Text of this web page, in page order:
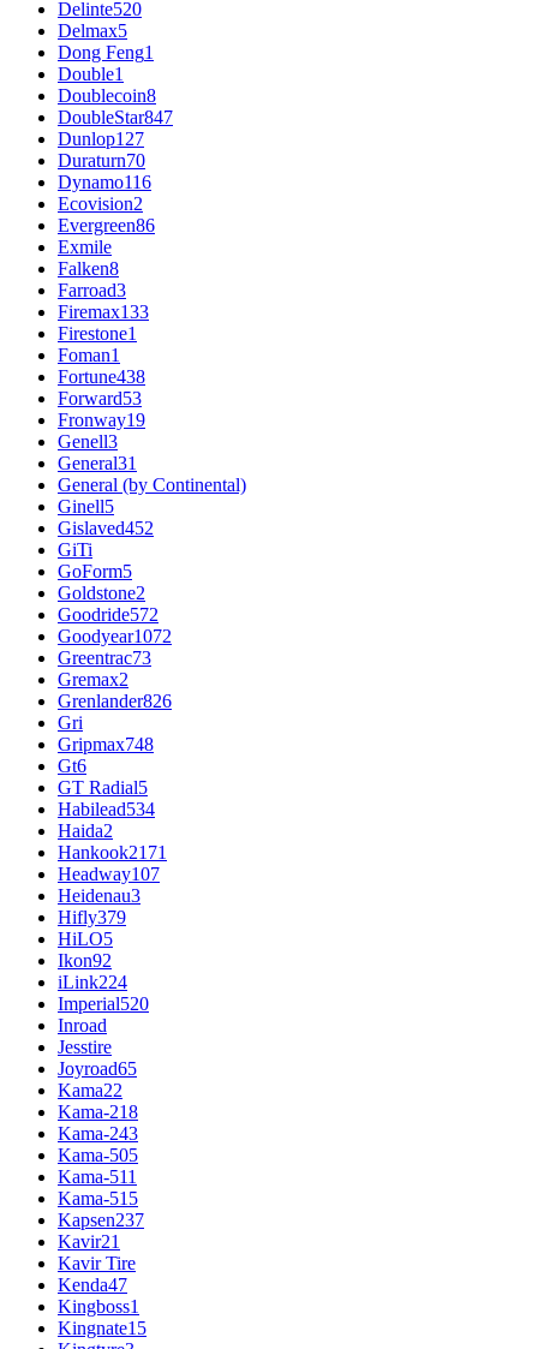
Delinte520
Delmax5
Dong Feng1
Double1
Doublecoin8
DoubleStar847
Dunlop127
Duraturn70
Dynamo116
Ecovision2
Evergreen86
Exmile
Falken8
Farroad3
Firemax133
Firestone1
Foman1
Fortune438
Forward53
Fronway19
Genell3
General31
General (by Continental)
Ginell5
Gislaved452
GiTi
GoForm5
Goldstone2
Goodride572
Goodyear1072
Greentrac73
Gremax2
Grenlander826
Gri
Gripmax748
Gt6
GT Radial5
Habilead534
Haida2
Hankook2171
Headway107
Heidenau3
Hifly379
HiLO5
Ikon92
iLink224
Imperial520
Inroad
Jesstire
Joyroad65
Kama22
Kama-218
Kama-243
Kama-505
Kama-511
Kama-515
Kapsen237
Kavir21
Kavir Tire
Kenda47
Kingboss1
Kingnate15